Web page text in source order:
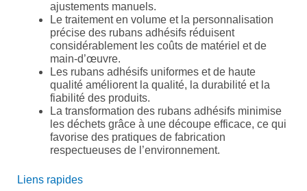
ajustements manuels.
Le traitement en volume et la personnalisation
précise des rubans adhésifs réduisent
considérablement les coûts de matériel et de
main-d’œuvre.
Les rubans adhésifs uniformes et de haute
qualité améliorent la qualité, la durabilité et la
fiabilité des produits.
La transformation des rubans adhésifs minimise
les déchets grâce à une découpe efficace, ce qui
favorise des pratiques de fabrication
respectueuses de l’environnement.
Liens rapides